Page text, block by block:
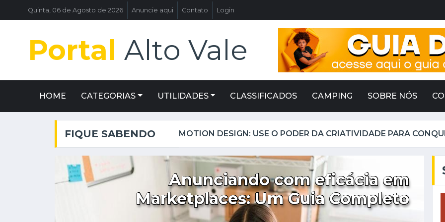
Quinta, 06 de Agosto de 2026 Anuncie aqui Contato Login
Portal Alto Vale
HOME CATEGORIAS UTILIDADES CLASSIFICADOS CAMPING SOBRE NÓS
FIQUE SABENDO
Anunciando com eficácia em
Marketplaces: Um Guia Completo